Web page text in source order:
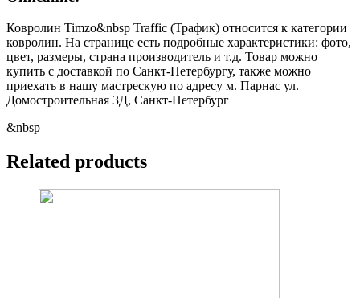
Ковролин Timzo&nbsp Traffic (Трафик) относится к категории
ковролин. На странице есть подробные характеристики: фото,
цвет, размеры, страна производитель и т.д. Товар можно
купить с доставкой по Санкт-Петербургу, также можно
приехать в нашу мастрескую по адресу м. Парнас ул.
Домостроительная 3Д, Санкт-Петербург
&nbsp
Related products